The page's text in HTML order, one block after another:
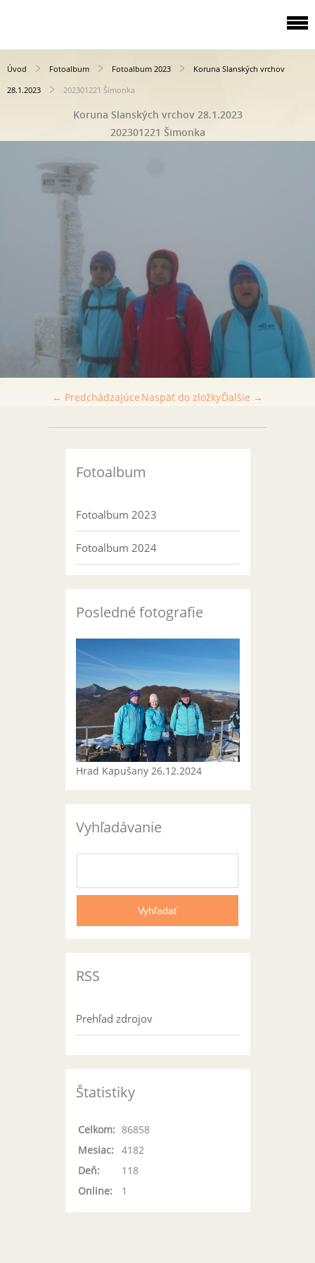
Úvod Fotoalbum Fotoalbum 2023
Koruna Slanských vrchov
28.1.2023
202301221 Šimonka
Koruna Slanských vrchov 28.1.2023
202301221 Šimonka
← Predchádzajúce Ďalšie →
Naspäť do zložky
Fotoalbum
Fotoalbum 2023
Fotoalbum 2024
Posledné fotografie
Hrad Kapušany 26.12.2024
Vyhľadávanie
RSS
Prehľad zdrojov
Štatistiky
Online: 1
Celkom: 86858
Mesiac:
4182
Deň:
118